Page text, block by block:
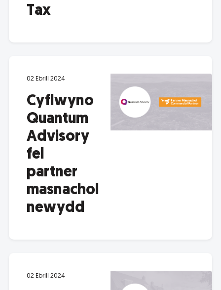
Tax
02 Ebrill 2024
Cyflwyno
Quantum
Advisory
fel
partner
masnachol
newydd
02 Ebrill 2024